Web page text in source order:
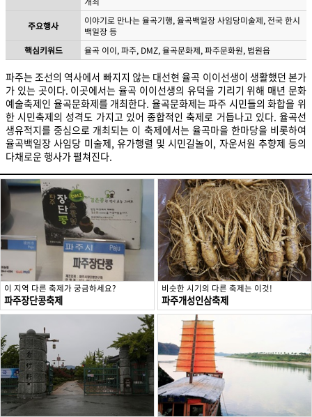
주요행사
이야기로 만나는 율곡기행, 율곡백일장 사임당미술제, 전국 한시
백일장 등
핵심키워드
율곡 이이, 파주, DMZ, 율곡문화제, 파주문화원, 법원읍
파주는 조선의 역사에서 빠지지 않는 대선현 율곡 이이선생이 생활했던 본가
가 있는 곳이다. 이곳에서는 율곡 이이선생의 유덕을 기리기 위해 매년 문화
예술축제인 율곡문화제를 개최한다. 율곡문화제는 파주 시민들의 화합을 위
한 시민축제의 성격도 가지고 있어 종합적인 축제로 거듭나고 있다. 율곡선
생유적지를 중심으로 개최되는 이 축제에서는 율곡마을 한마당을 비롯하여
율곡백일장 사임당 미술제, 유가행렬 및 시민길놀이, 자운서원 추향제 등의
다채로운 행사가 펼쳐진다.
이 지역 다른 축제가 궁금하세요?
파주장단콩축제
비슷한 시기의 다른 축제는 이것!
파주개성인삼축제